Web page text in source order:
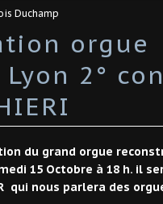
Duchamp
orgue
2°
du grand orgue
15 Octobre à 18 h. il
qui nous parlera des